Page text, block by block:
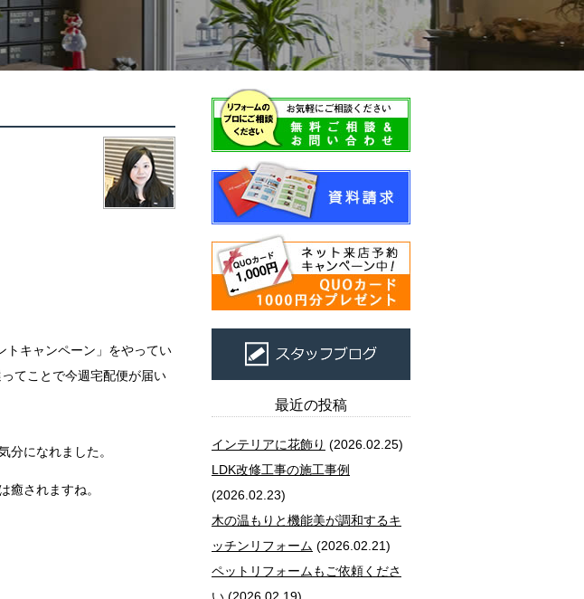
トキャンペーン」をやってい
てことで今週宅配便が届い
分になれました。
癒されますね。
最近の投稿
インテリアに花飾り (2026.02.25)
LDK改修工事の施工事例
(2026.02.23)
木の温もりと機能美が調和するキ
ッチンリフォーム (2026.02.21)
ペットリフォームもご依頼くださ